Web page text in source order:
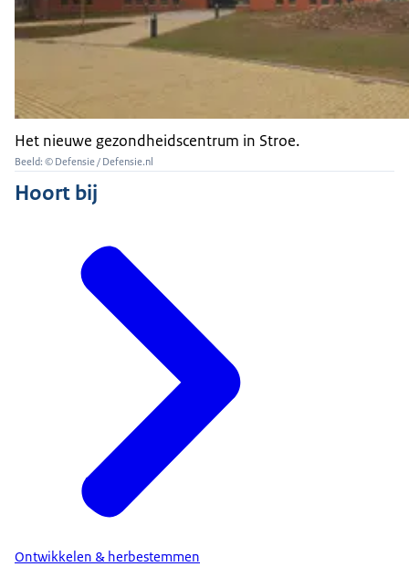
Het nieuwe gezondheidscentrum in Stroe.
Beeld: © Defensie / Defensie.nl
Hoort bij
Ontwikkelen & herbestemmen